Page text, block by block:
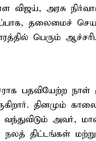
விஜய், அரசு
தலைமைச்
பெரும்
பதவியேற்ற
தினமும்
வந்துவிடும் அவர்,
நலத் திட்டங்கள்